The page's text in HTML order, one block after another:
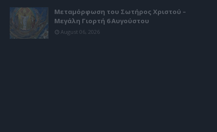
Μεταμόρφωση του Σωτήρος Χριστού –
Μεγάλη Γιορτή 6 Αυγούστου
August 06, 2026